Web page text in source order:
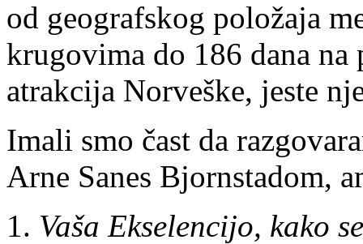
od geografskog položaja
krugovima do 186 dana
atrakcija Norveške, jeste
Imali smo čast da
Arne Sanes Bjornstadom,
Vaša Ekselencijo, kako